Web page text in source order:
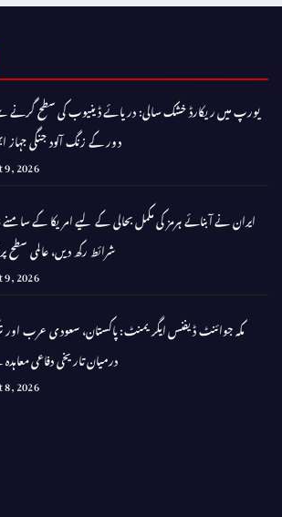
یورپ میں ریکارڈ خشک سالی: دریائے ڈینیوب کی سطح گرنے
دور کے زنگ آلود جنگی جہاز
2026
شرائط رکھ دیں، عالمی سطح
2026
مکہ جوائنٹ ڈیفنس ایگریمنٹ: پاکستان، سعودی عرب اور
درمیان تاریخی دفاعی معاہدہ
2026